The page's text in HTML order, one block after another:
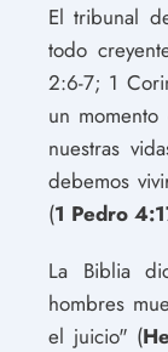
El tribunal
todo
2:6-7; 1
un
nuestras
debemos
(1 Pedro
La Biblia
hombres
el juicio" (